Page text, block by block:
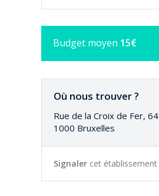
Budget moyen 15€
Où nous trouver ?
Rue de la Croix de Fer, 64
1000 Bruxelles
Signaler cet établissement